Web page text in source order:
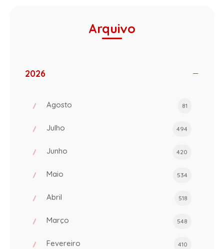
Arquivo
2026
Agosto 81
Julho 494
Junho 420
Maio 534
Abril 518
Março 548
Fevereiro 410